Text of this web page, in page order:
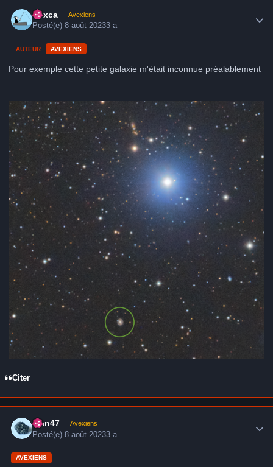
hoxca Avexiens
Posté(e)8 août 20233 a
AUTEUR AVEXIENS
Pour exemple cette petite galaxie m'était inconnue préalablement
Citer
alan47 Avexiens
Posté(e)8 août 20233 a
AVEXIENS